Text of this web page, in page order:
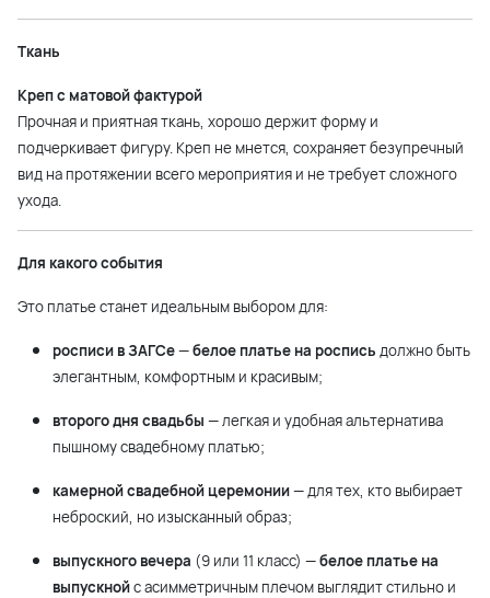
Ткань
Креп с матовой фактурой
Прочная и приятная ткань, хорошо держит форму и
подчеркивает фигуру. Креп не мнется, сохраняет безупречный
вид на протяжении всего мероприятия и не требует сложного
ухода.
Для какого события
Это платье станет идеальным выбором для:
росписи в ЗАГСе—белое платье на роспись должно быть
элегантным, комфортным и красивым;
второго дня свадьбы — легкая и удобная альтернатива
пышному свадебному платью;
камерной свадебной церемонии— для тех, кто выбирает
неброский, но изысканный образ;
выпускного вечера (9 или 11 класс) —белое платье на
выпускнойс асимметричным плечом выглядит стильно и